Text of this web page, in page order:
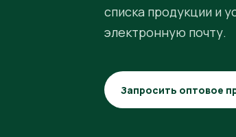
списка продукции и
электронную почту.
Запросить оптовое